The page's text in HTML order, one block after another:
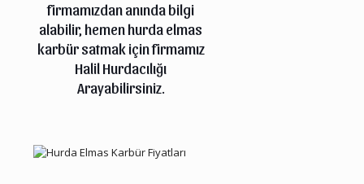
firmamızdan anında bilgi
alabilir, hemen hurda elmas
karbür satmak için firmamız
Halil Hurdacılığı
Arayabilirsiniz.